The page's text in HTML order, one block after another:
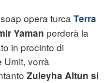
opera turca Terra
Yaman perderà la
in procinto di
Umit, vorrà
Zuleyha Altun si